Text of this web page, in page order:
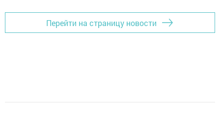
Перейти на страницу новости